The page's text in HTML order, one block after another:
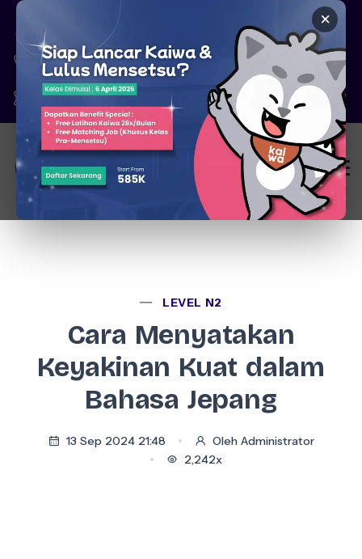
×
Pare, Kediri - Jawa Timur
6287777326344
marketing@kaiwa.id
Login
LEVEL N2
Cara Menyatakan
Keyakinan Kuat dalam
Bahasa Jepang
13 Sep 2024 21:48
Oleh Administrator
2,242x